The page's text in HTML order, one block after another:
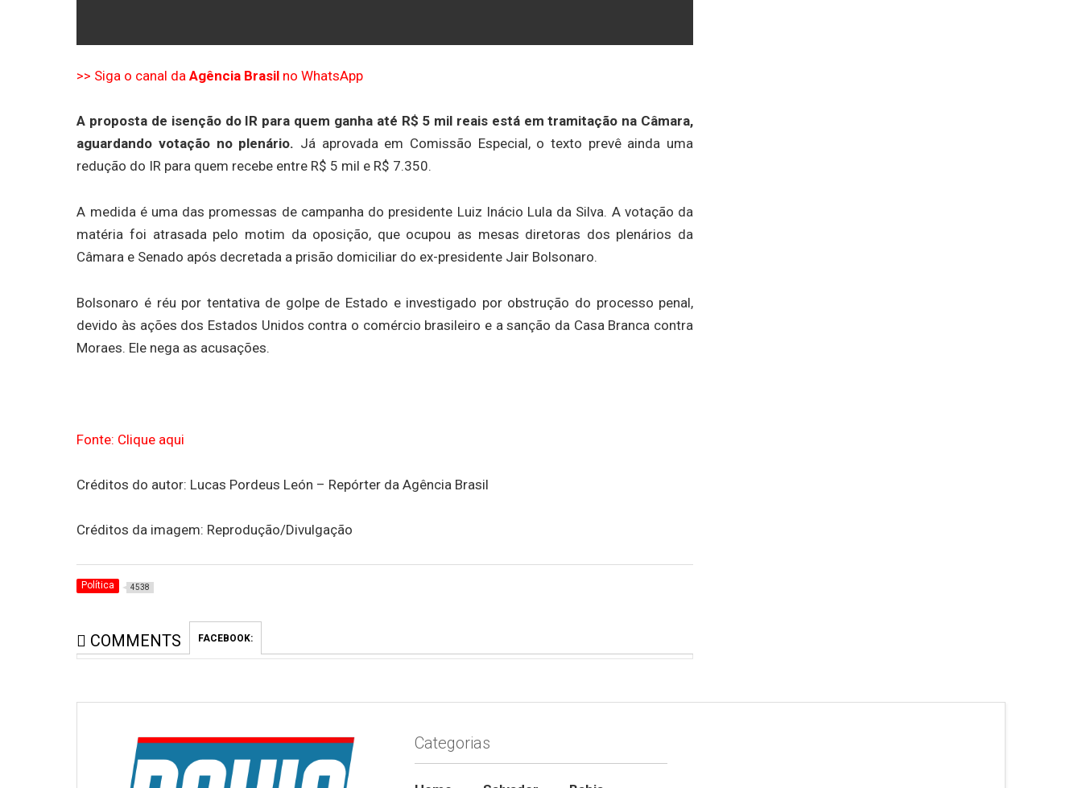
>> Siga o canal daAgência Brasil no WhatsApp
A proposta de isenção do IR para quem ganha até R$ 5 mil reais está em tramitação na Câmara,
aguardando votação no plenário. Já aprovada em Comissão Especial, o texto prevê ainda uma
redução do IR para quem recebe entre R$ 5 mil e R$ 7.350.
A medida é uma das promessas de campanha do presidente Luiz Inácio Lula da Silva. A votação da
matéria foi atrasada pelo motim da oposição, que ocupou as mesas diretoras dos plenários da
Câmara e Senado após decretada a prisão domiciliar do ex-presidente Jair Bolsonaro.
Bolsonaro é réu por tentativa de golpe de Estado e investigado por obstrução do processo penal,
devido às ações dos Estados Unidos contra o comércio brasileiro e a sanção da Casa Branca contra
Moraes. Ele nega as acusações.
Fonte: Clique aqui
Créditos do autor: Lucas Pordeus León – Repórter da Agência Brasil
Créditos da imagem: Reprodução/Divulgação
Política 4538
COMMENTS FACEBOOK:
Categorias